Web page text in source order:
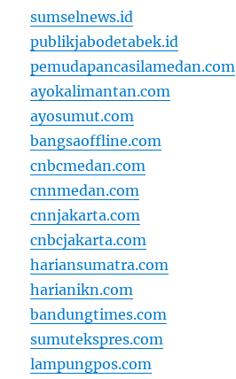
sumselnews.id
publikjabodetabek.id
pemudapancasilamedan.com
ayokalimantan.com
ayosumut.com
bangsaoffline.com
cnbcmedan.com
cnnmedan.com
cnnjakarta.com
cnbcjakarta.com
hariansumatra.com
harianikn.com
bandungtimes.com
sumutekspres.com
lampungpos.com